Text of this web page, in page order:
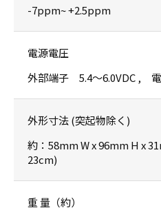
-7ppm~ +2.5ppm
電源電圧
外部端子 5.4〜6.0VDC ,
外形寸法 (突起物除く)
約：58mm W x 96mm H x
23cm)
重 量（約）